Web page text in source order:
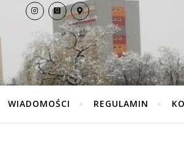
WIADOMOŚCI REGULAMIN